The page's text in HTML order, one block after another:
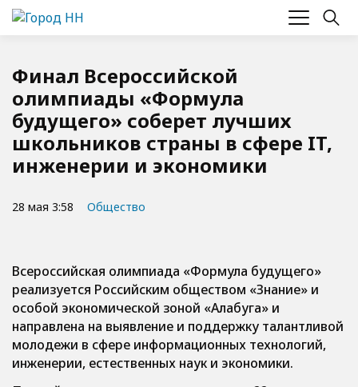
Финал Всероссийской
олимпиады «Формула
будущего» соберет лучших
школьников страны в сфере IT,
инженерии и экономики
28 мая 3:58 Общество
Всероссийская олимпиада «Формула будущего»
реализуется Российским обществом «Знание» и
особой экономической зоной «Алабуга» и
направлена на выявление и поддержку талантливой
молодежи в сфере информационных технологий,
инженерии, естественных наук и экономики.